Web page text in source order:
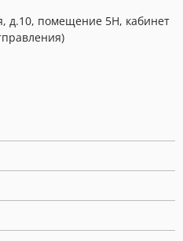
д.10, помещение 5Н, кабинет